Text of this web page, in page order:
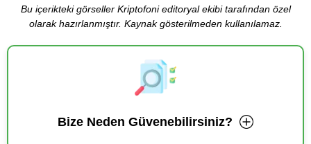
Bu içerikteki görseller Kriptofoni editoryal ekibi tarafından özel
olarak hazırlanmıştır. Kaynak gösterilmeden kullanılamaz.
Bize Neden Güvenebilirsiniz?